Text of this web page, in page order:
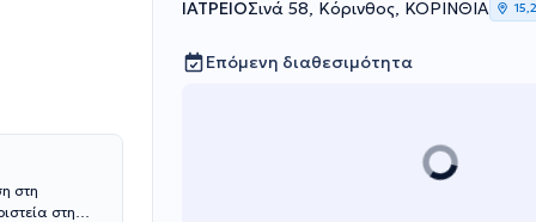
πλήθος
Σχεσιακή
στη
στη
ΙΑΤΡΕΙΟΣινά 58, Κόρινθος, ΚΟΡΙΝΘΙΑ
Επόμενη διαθεσιμότητα